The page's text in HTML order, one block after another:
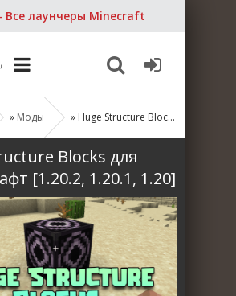
Все лаунчеры Minecraft
» Моды » Huge Structure Blocks для Майнкрафт [1.20.2, 1.20.1, 1.20]
Blocks для
[1.20.2, 1.20.1, 1.20]